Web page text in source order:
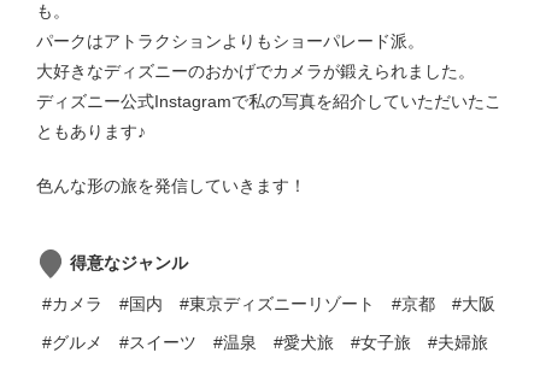
も。
パークはアトラクションよりもショーパレード派。
大好きなディズニーのおかげでカメラが鍛えられました。
ディズニー公式Instagramで私の写真を紹介していただいたこ
ともあります♪
色んな形の旅を発信していきます！
得意なジャンル
#カメラ #国内 #東京ディズニーリゾート #京都
#大阪
#グルメ
#スイーツ #温泉 #愛犬旅 #女子旅
#夫婦旅